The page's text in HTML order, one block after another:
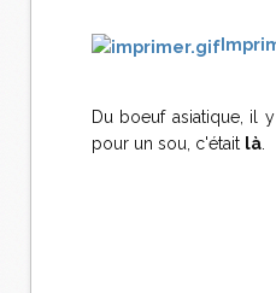
Du boeuf asiatique, il
pour un sou, c'était là